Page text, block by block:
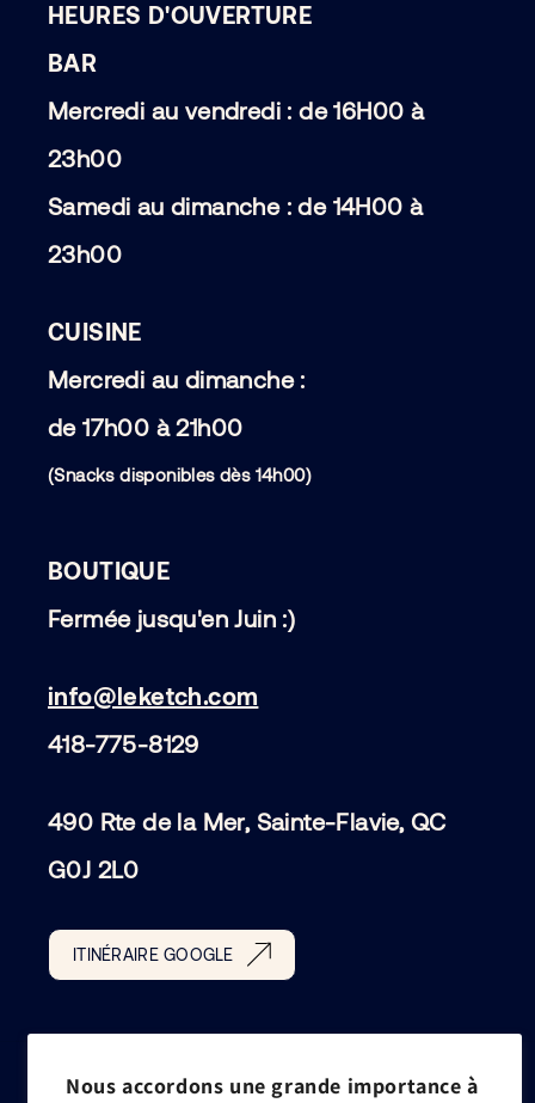
Nous accordons une grande importance à
HEURES D'OUVERTURE
BAR
Mercredi au vendredi : de 16H00 à
23h00
Samedi au dimanche : de 14H00 à
23h00
CUISINE
Mercredi au dimanche :
de 17h00 à 21h00
(Snacks disponibles dès 14h00)
BOUTIQUE
Fermée jusqu'en Juin :)
info@leketch.com
418-775-8129
490 Rte de la Mer, Sainte-Flavie, QC
G0J 2L0
ITINÉRAIRE GOOGLE